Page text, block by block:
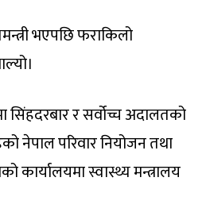
भएपछि फराकिलो
सिंहदरबार र सर्वोच्च अदालतको
नेपाल परिवार नियोजन तथा
कार्यालयमा स्वास्थ्य मन्त्रालय